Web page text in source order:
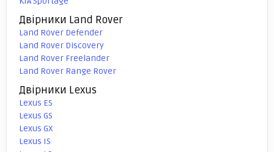
Двірники Land Rover
Land Rover Defender
Land Rover Discovery
Land Rover Freelander
Land Rover Range Rover
Двірники Lexus
Lexus ES
Lexus GS
Lexus GX
Lexus IS